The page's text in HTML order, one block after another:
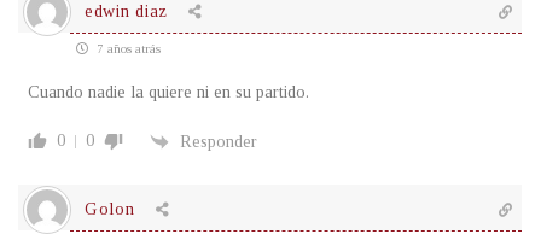
edwin diaz
7 años atrás
Cuando nadie la quiere ni en su partido.
0 0 Responder
Golon